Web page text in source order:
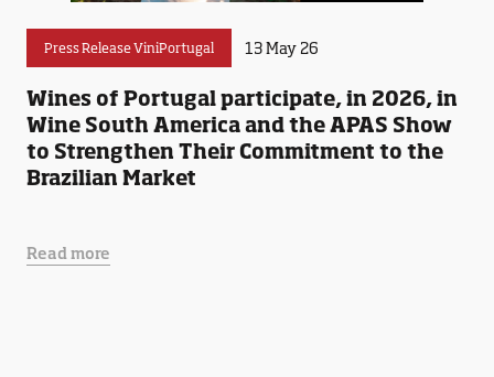
Press Release ViniPortugal 13 May 26
Wines of Portugal participate, in 2026, in
Wine South America and the APAS Show
to Strengthen Their Commitment to the
Brazilian Market
Read more